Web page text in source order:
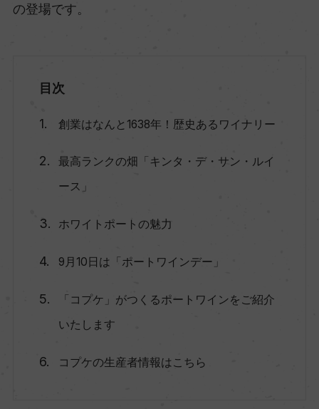
の登場です。
目次
創業はなんと1638年！歴史あるワイナリー
最高ランクの畑「キンタ・デ・サン・ルイ
ース」
ホワイトポートの魅力
9月10日は「ポートワインデー」
「コプケ」がつくるポートワインをご紹介
いたします
コプケの生産者情報はこちら